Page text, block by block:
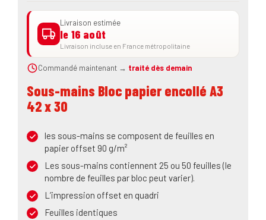
Livraison estimée
le 16 août
Livraison incluse en France métropolitaine
Commandé maintenant → traité dès demain
Sous-mains Bloc papier encollé A3
42 x 30
les sous-mains se composent de feuilles en
papier offset 90 g/m²
Les sous-mains contiennent 25 ou 50 feuilles (le
nombre de feuilles par bloc peut varier).
L’impression offset en quadri
Feuilles identiques